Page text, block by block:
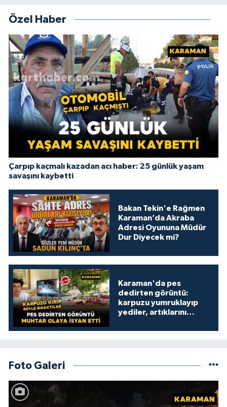
Özel Haber
Çarpıp kaçmalı kazadan acı haber: 25 günlük yaşam
savaşını kaybetti
Bakan Tekin'e Rağmen
Karaman’da Akraba
Adresi Oyununa Müdür
Dur Diyecek mi?
Karaman'da pes
dedirten görüntü:
karpuzu yumruklayıp
yediler, artıklarını
Foto Galeri